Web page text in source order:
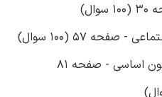
57 (100 سوال)
اساسی - صفحه 81